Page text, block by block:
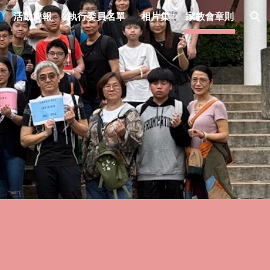
活動簡報 執行委員名單 相片集 家教會章則